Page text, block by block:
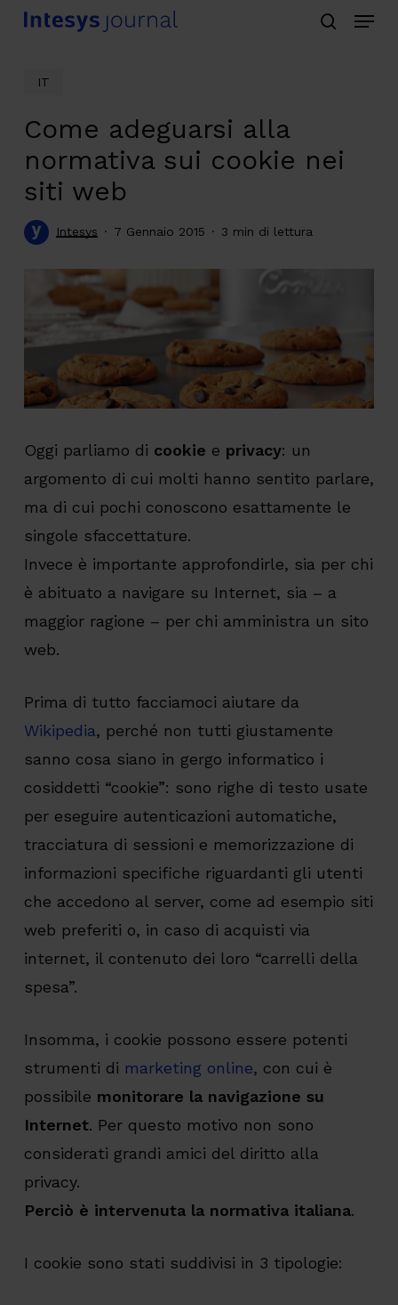
Skip
Menu
IT
Come adeguarsi alla
normativa sui cookie nei
siti web
Intesys 7 Gennaio 2015 3 min di lettura
Oggi parliamo di cookie e privacy: un
argomento di cui molti hanno sentito parlare,
ma di cui pochi conoscono esattamente le
singole sfaccettature.
Invece è importante approfondirle, sia per chi
è abituato a navigare su Internet, sia – a
maggior ragione – per chi amministra un sito
web.
Prima di tutto facciamoci aiutare da
Wikipedia, perché non tutti giustamente
sanno cosa siano in gergo informatico i
cosiddetti “cookie”: sono righe di testo usate
per eseguire autenticazioni automatiche,
tracciatura di sessioni e memorizzazione di
informazioni specifiche riguardanti gli utenti
che accedono al server, come ad esempio siti
web preferiti o, in caso di acquisti via
internet, il contenuto dei loro “carrelli della
spesa”.
Insomma, i cookie possono essere potenti
strumenti di marketing online, con cui è
possibile monitorare la navigazione su
Internet. Per questo motivo non sono
considerati grandi amici del diritto alla
privacy.
Perciò è intervenuta la normativa italiana.
I cookie sono stati suddivisi in 3 tipologie: